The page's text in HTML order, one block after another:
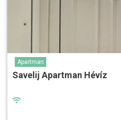
Apartman
Savelij Apartman Hévíz